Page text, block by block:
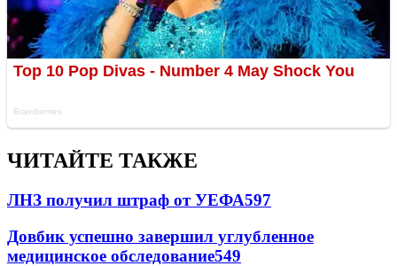
ЧИТАЙТЕ ТАКЖЕ
ЛНЗ получил штраф от УЕФА597
Довбик успешно завершил углубленное
медицинское обследование549